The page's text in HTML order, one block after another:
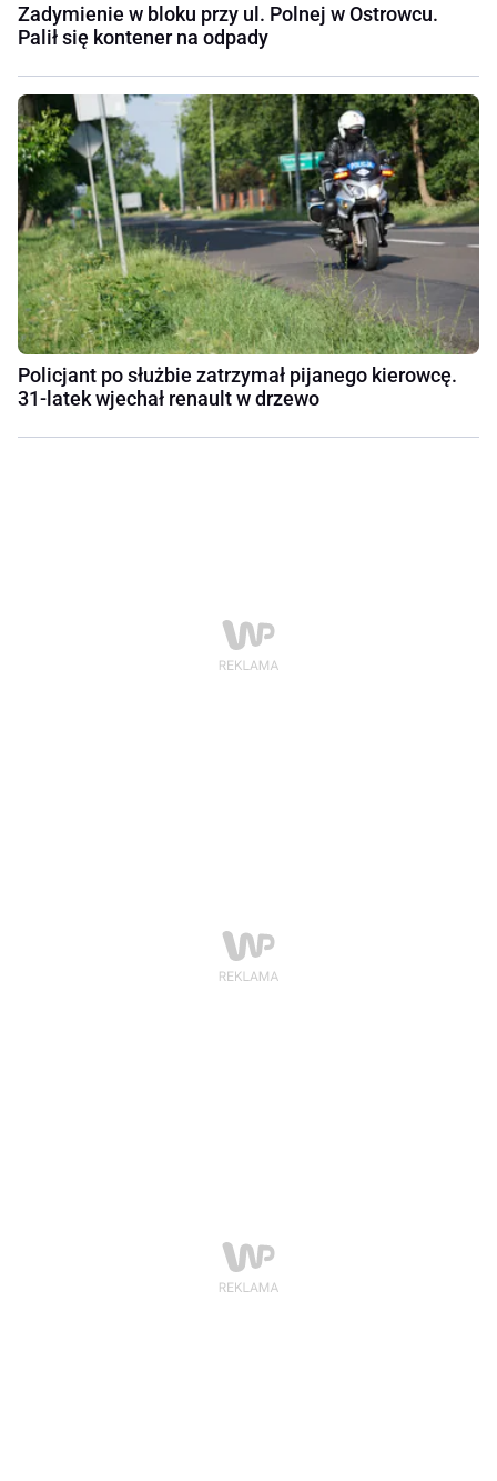
Zadymienie w bloku przy ul. Polnej w Ostrowcu.
Palił się kontener na odpady
Policjant po służbie zatrzymał pijanego kierowcę.
31-latek wjechał renault w drzewo